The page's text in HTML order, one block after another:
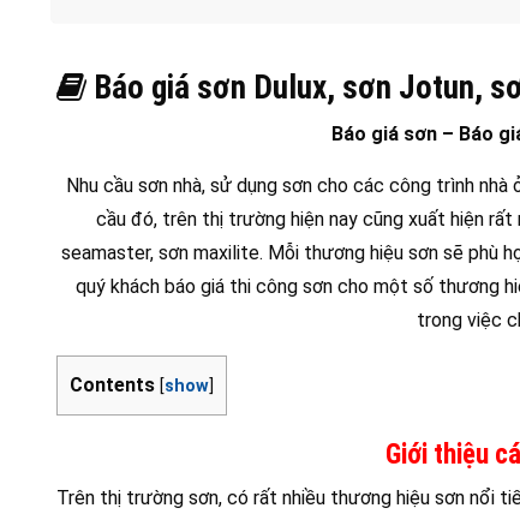
Báo giá sơn Dulux, sơn Jotun,
Báo giá sơn – Báo
Nhu cầu sơn nhà, sử dụng sơn cho các công trình
cầu đó, trên thị trường hiện nay cũng xuất hiện
seamaster, sơn maxilite. Mỗi thương hiệu sơn sẽ phù
quý khách báo giá thi công sơn cho một số thương
trong việc
Contents [show]
Giới thiệu
Trên thị trường sơn, có rất nhiều thương hiệu sơn nổi